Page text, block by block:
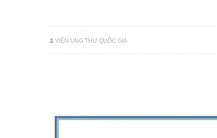
VIỆN UNG THƯ QUỐC GIA